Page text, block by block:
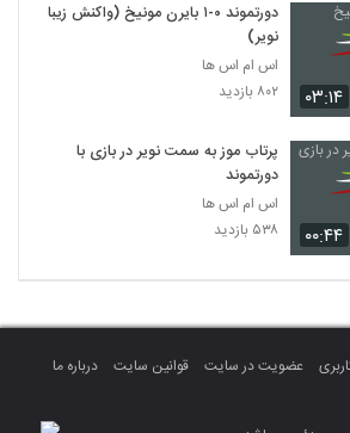
۰۳:۱۴
دورتموند ۰-۱ بایرن‎ مونیخ (واکنش زیبا
نویر)
اس ام اس ها
۸۰۲ بازدید
۰۰:۴۴
پرتاب موز به سمت نویر در بازی با
دورتموند
اس ام اس ها
۵۳۸ بازدید
عضویت در سایت قوانین سایت
درباره ما